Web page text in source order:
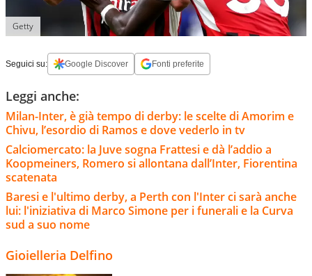
Getty
Seguici su: Google Discover Fonti preferite
Leggi anche:
Milan-Inter, è già tempo di derby: le scelte di Amorim e
Chivu, l’esordio di Ramos e dove vederlo in tv
Calciomercato: la Juve sogna Frattesi e dà l’addio a
Koopmeiners, Romero si allontana dall’Inter, Fiorentina
scatenata
Baresi e l'ultimo derby, a Perth con l'Inter ci sarà anche
lui: l'iniziativa di Marco Simone per i funerali e la Curva
sud a suo nome
Gioielleria Delfino